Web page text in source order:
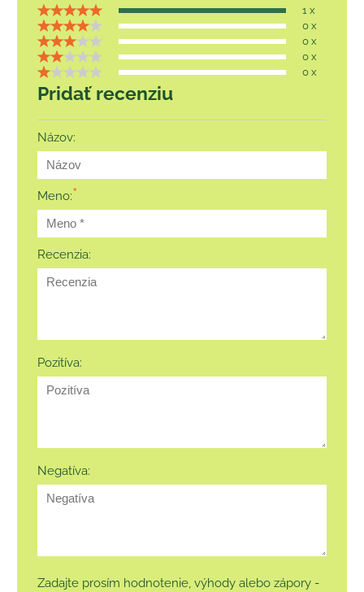
1 x
0 x
0 x
0 x
0 x
Pridať recenziu
Názov:
Meno:*
Recenzia:
Pozitíva:
Negatíva:
Zadajte prosím hodnotenie, výhody alebo zápory -